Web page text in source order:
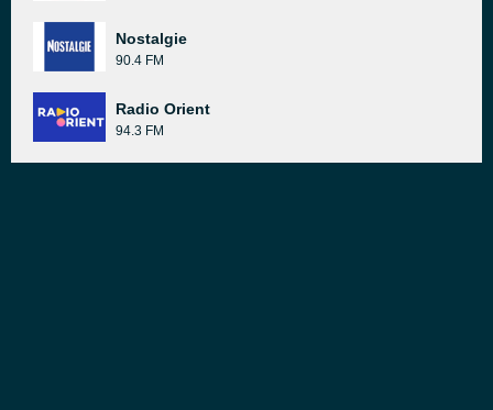
Nostalgie
90.4 FM
Radio Orient
94.3 FM